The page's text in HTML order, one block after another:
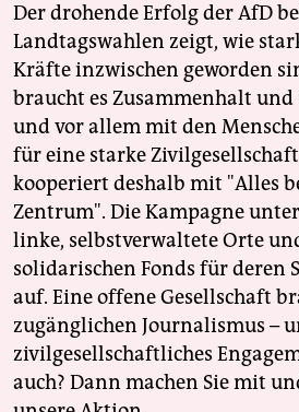
Der drohende Erfolg der AfD
Landtagswahlen zeigt, wie
Kräfte inzwischen geworden
braucht es Zusammenhalt
und vor allem mit den
für eine starke
kooperiert deshalb mit "Alles
Zentrum". Die Kampagne
linke, selbstverwaltete Orte
solidarischen Fonds für deren
auf. Eine offene Gesellschaft
zugänglichen Journalismus –
zivilgesellschaftliches
auch? Dann machen Sie mit